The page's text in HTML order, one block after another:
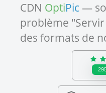
CDN OptiPic —
problème
des formats de